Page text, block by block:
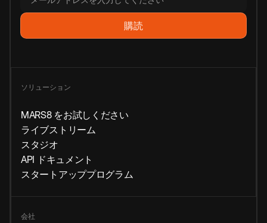
ソリューション
MARS8 をお試しください
ライブストリーム
スタジオ
API ドキュメント
スタートアッププログラム
会社